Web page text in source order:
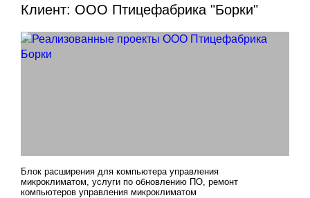
Клиент: ООО Птицефабрика "Борки"
Блок расширения для компьютера управления
микроклиматом, услуги по обновлению ПО, ремонт
компьютеров управления микроклиматом